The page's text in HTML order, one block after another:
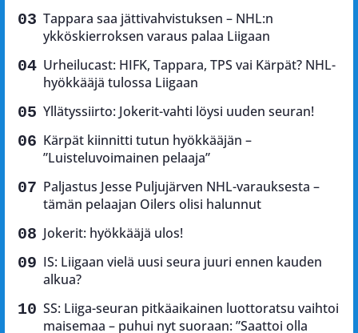
Tappara saa jättivahvistuksen – NHL:n
ykköskierroksen varaus palaa Liigaan
Urheilucast: HIFK, Tappara, TPS vai Kärpät? NHL-
hyökkääjä tulossa Liigaan
Yllätyssiirto: Jokerit-vahti löysi uuden seuran!
Kärpät kiinnitti tutun hyökkääjän –
”Luisteluvoimainen pelaaja”
Paljastus Jesse Puljujärven NHL-varauksesta –
tämän pelaajan Oilers olisi halunnut
Jokerit: hyökkääjä ulos!
IS: Liigaan vielä uusi seura juuri ennen kauden
alkua?
SS: Liiga-seuran pitkäaikainen luottoratsu vaihtoi
maisemaa – puhui nyt suoraan: ”Saattoi olla